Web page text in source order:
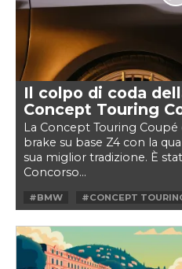
Il colpo di coda
Concept Touring
La Concept Touring
brake su base Z4 con la
sua miglior tradizione. È
Concorso...
#BMW
#CONCEPT
#CONCORSO D'ELEGANZA
#VILLA D'ESTE
#Z4